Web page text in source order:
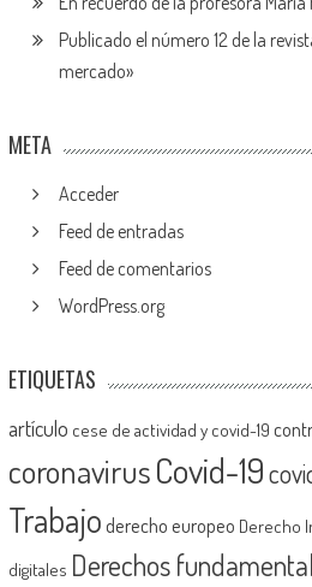
Publicado el número 12 de la
mercado»
META
Acceder
Feed de entradas
Feed de comentarios
WordPress.org
ETIQUETAS
artículo cese de actividad y covid-19
coronavirusCovid-19
Trabajoderecho europeo Derecho
digitales Derechos